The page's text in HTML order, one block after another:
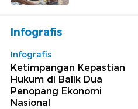
Infografis
Infografis
Ketimpangan Kepastian
Hukum di Balik Dua
Penopang Ekonomi
Nasional